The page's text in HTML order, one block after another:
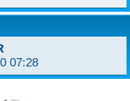
07:28